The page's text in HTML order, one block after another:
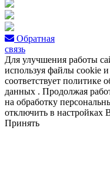
Обратная
связь
Для улучшения работы
используя файлы cookie
соответствует политике
данных . Продолжая
на обработку
отключить в настройках
Принять